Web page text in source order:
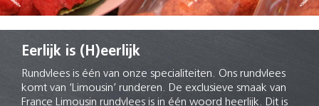
Eerlijk is (H)eerlijk
Rundvlees is één van onze specialiteiten. Ons rundvlees
komt van ‘Limousin’ runderen. De exclusieve smaak van
France Limousin rundvlees is in één woord heerlijk. Dit is